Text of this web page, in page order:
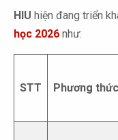
HIU hiện đang triển
học 2026 như:
STT Phương thức